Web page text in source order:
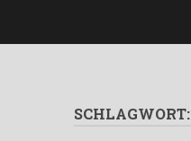
SCHLAGWORT: